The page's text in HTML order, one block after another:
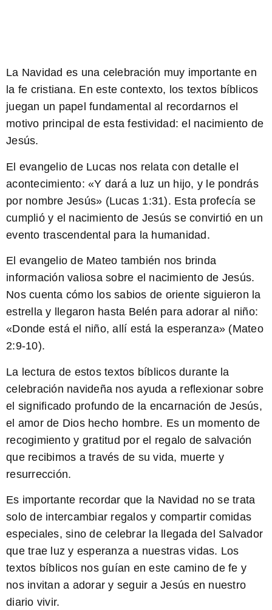
La Navidad es una celebración muy importante en
la fe cristiana. En este contexto, los textos bíblicos
juegan un papel fundamental al recordarnos el
motivo principal de esta festividad: el nacimiento de
Jesús.
El evangelio de Lucas nos relata con detalle el
acontecimiento: «Y dará a luz un hijo, y le pondrás
por nombre Jesús» (Lucas 1:31). Esta profecía se
cumplió y el nacimiento de Jesús se convirtió en un
evento trascendental para la humanidad.
El evangelio de Mateo también nos brinda
información valiosa sobre el nacimiento de Jesús.
Nos cuenta cómo los sabios de oriente siguieron la
estrella y llegaron hasta Belén para adorar al niño:
«Donde está el niño, allí está la esperanza» (Mateo
2:9-10).
La lectura de estos textos bíblicos durante la
celebración navideña nos ayuda a reflexionar sobre
el significado profundo de la encarnación de Jesús,
el amor de Dios hecho hombre. Es un momento de
recogimiento y gratitud por el regalo de salvación
que recibimos a través de su vida, muerte y
resurrección.
Es importante recordar que la Navidad no se trata
solo de intercambiar regalos y compartir comidas
especiales, sino de celebrar la llegada del Salvador
que trae luz y esperanza a nuestras vidas. Los
textos bíblicos nos guían en este camino de fe y
nos invitan a adorar y seguir a Jesús en nuestro
diario vivir.